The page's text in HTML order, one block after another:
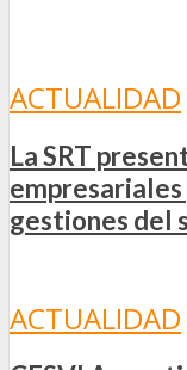
ACTUALIDAD
La SRT
gestiones del
ACTUALIDAD